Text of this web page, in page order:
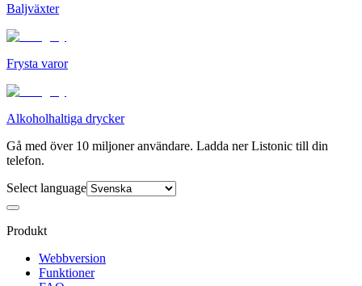
Baljväxter
Frysta varor
Alkoholhaltiga drycker
Gå med över 10 miljoner användare. Ladda ner Listonic till din
telefon.
Select language
Produkt
Webbversion
Funktioner